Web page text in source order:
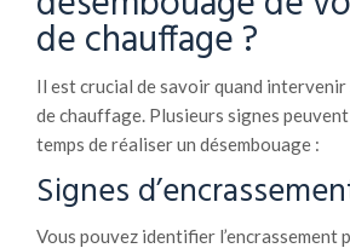
de chauffage ?
Il est crucial de savoir quand
de chauffage. Plusieurs signes
temps de réaliser un désembouage :
Signes
Vous pouvez identifier l’encrassement